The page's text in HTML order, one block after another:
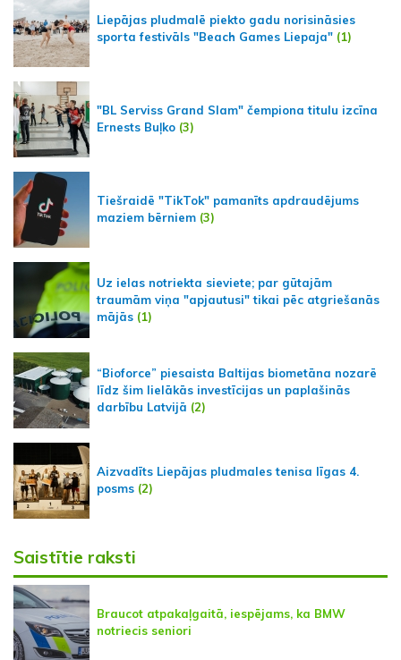
Liepājas pludmalē piekto gadu norisināsies
sporta festivāls "Beach Games Liepaja" (1)
"BL Serviss Grand Slam" čempiona titulu izcīna
Ernests Buļko (3)
Tiešraidē "TikTok" pamanīts apdraudējums
maziem bērniem (3)
Uz ielas notriekta sieviete; par gūtajām
traumām viņa "apjautusi" tikai pēc atgriešanās
mājās (1)
“Bioforce” piesaista Baltijas biometāna nozarē
līdz šim lielākās investīcijas un paplašinās
darbību Latvijā (2)
Aizvadīts Liepājas pludmales tenisa līgas 4.
posms (2)
Saistītie raksti
Braucot atpakaļgaitā, iespējams, ka BMW
notriecis seniori